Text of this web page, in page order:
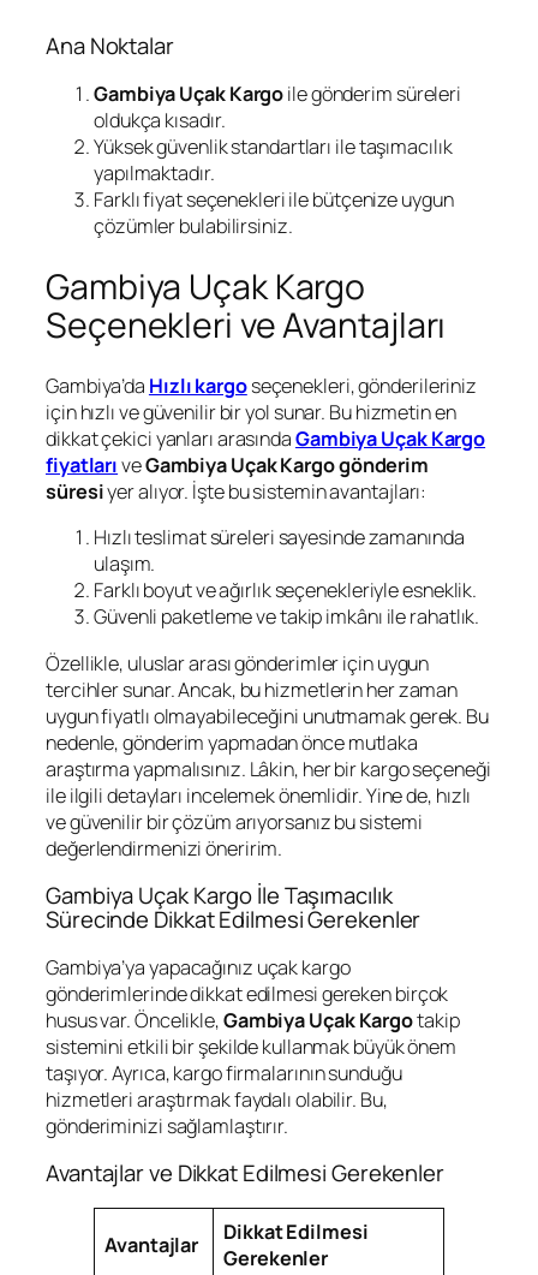
Ana Noktalar
Gambiya Uçak Kargoile gönderim süreleri
oldukça kısadır.
Yüksek güvenlik standartları ile taşımacılık
yapılmaktadır.
Farklı fiyat seçenekleri ile bütçenize uygun
çözümler bulabilirsiniz.
Gambiya Uçak Kargo
Seçenekleri ve Avantajları
Gambiya’da Hızlı kargoseçenekleri, gönderileriniz
için hızlı ve güvenilir bir yol sunar. Bu hizmetin en
dikkat çekici yanları arasındaGambiya Uçak Kargo
fiyatlarıveGambiya Uçak Kargo gönderim
süresiyer alıyor. İşte bu sistemin avantajları:
Hızlı teslimat süreleri sayesinde zamanında
ulaşım.
Farklı boyut ve ağırlık seçenekleriyle esneklik.
Güvenli paketleme ve takip imkânı ile rahatlık.
Özellikle, uluslar arası gönderimler için uygun
tercihler sunar. Ancak, bu hizmetlerin her zaman
uygun fiyatlı olmayabileceğini unutmamak gerek. Bu
nedenle, gönderim yapmadan önce mutlaka
araştırma yapmalısınız. Lâkin, her bir kargo seçeneği
ile ilgili detayları incelemek önemlidir. Yine de, hızlı
ve güvenilir bir çözüm arıyorsanız bu sistemi
değerlendirmenizi öneririm.
Gambiya Uçak Kargo İle Taşımacılık
Sürecinde Dikkat Edilmesi Gerekenler
Gambiya’ya yapacağınız uçak kargo
gönderimlerinde dikkat edilmesi gereken birçok
husus var. Öncelikle,Gambiya Uçak Kargotakip
sistemini etkili bir şekilde kullanmak büyük önem
taşıyor. Ayrıca, kargo firmalarının sunduğu
hizmetleri araştırmak faydalı olabilir. Bu,
gönderiminizi sağlamlaştırır.
Avantajlar ve Dikkat Edilmesi Gerekenler
Avantajlar
Dikkat Edilmesi
Gerekenler